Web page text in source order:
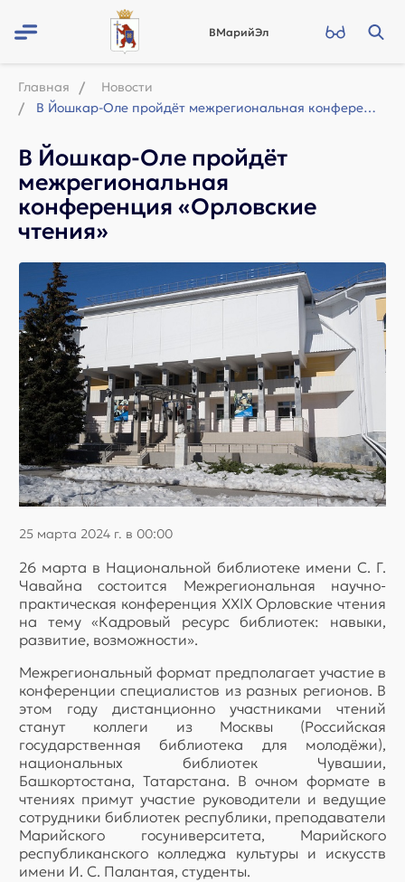
ВМарийЭл
Главная
Новости
В Йошкар-Оле пройдёт межрегиональная конференция «Орловские чтения»
В Йошкар-Оле пройдёт
межрегиональная
конференция «Орловские
чтения»
25 марта 2024 г. в 00:00
26 марта в Национальной библиотеке имени С. Г.
Чавайна состоится Межрегиональная научно-
практическая конференция XXIX Орловские чтения
на тему «Кадровый ресурс библиотек: навыки,
развитие, возможности».
Межрегиональный формат предполагает участие в
конференции специалистов из разных регионов. В
этом году дистанционно участниками чтений
станут коллеги из Москвы (Российская
государственная библиотека для молодёжи),
национальных библиотек Чувашии,
Башкортостана, Татарстана. В очном формате в
чтениях примут участие руководители и ведущие
сотрудники библиотек республики, преподаватели
Марийского госуниверситета, Марийского
республиканского колледжа культуры и искусств
имени И. С. Палантая, студенты.